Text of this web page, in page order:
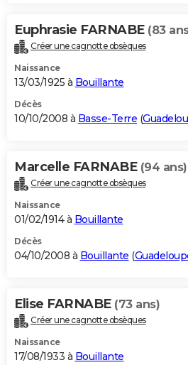
Euphrasie FARNABE (83
Créer une cagnotte obsèques
Naissance
13/03/1925 à Bouillante
Décès
10/10/2008 à Basse-Terre (
Marcelle FARNABE (94 ans)
Créer une cagnotte obsèques
Naissance
01/02/1914 à Bouillante
Décès
04/10/2008 à Bouillante (
Elise FARNABE (73 ans)
Créer une cagnotte obsèques
Naissance
17/08/1933 à Bouillante